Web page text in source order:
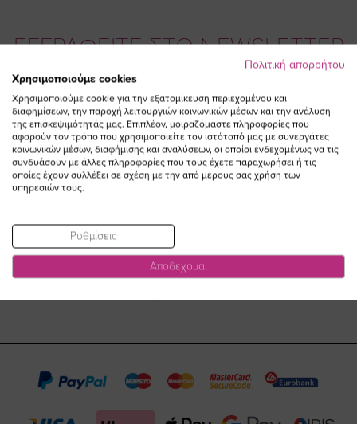
ΕΓΓΡΑΦΕΙΤΕ ΣΤΟ NEWSLETTER
ΕΓΓΡΑΦΗ
Συμφωνώ με τουςΌρους Χρήσης
Visit
https://
page
Visit
https://
page
Visit
https://
Visit
our
TikTok
Πολιτική απορρήτου
Χρησιμοποιούμε cookies
Χρησιμοποιούμε cookie για την εξατομίκευση περιεχομένου και
διαφημίσεων, την παροχή λειτουργιών κοινωνικών μέσων και την ανάλυση
της επισκεψιμότητάς μας. Επιπλέον, μοιραζόμαστε πληροφορίες που
αφορούν τον τρόπο που χρησιμοποιείτε τον ιστότοπό μας με συνεργάτες
κοινωνικών μέσων, διαφήμισης και αναλύσεων, οι οποίοι ενδεχομένως να τις
συνδυάσουν με άλλες πληροφορίες που τους έχετε παραχωρήσει ή τις
οποίες έχουν συλλέξει σε σχέση με την από μέρους σας χρήση των
υπηρεσιών τους.
Ρυθμίσεις
Αποδέχομαι